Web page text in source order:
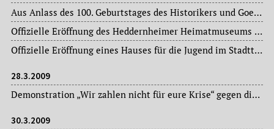
Aus Anlass des 100. Geburtstages des Historikers und Goethepreisträgers Golo Mann lassen die Frankfurter Stadtverordnetenversammlung und der Magistrat am Grab in Kilchberg am Zürichsee einen Kranz niederlegen.
Offizielle Eröffnung des Heddernheimer Heimatmuseums im Heddernheimer Schloss.
Offizielle Eröffnung eines Hauses für die Jugend im Stadtteil Griesheim, Autogenstraße 18.
28.3.2009
Demonstration „Wir zahlen nicht für eure Krise“ gegen die aktuelle Finanz- und Wirtschaftspolitik der Bundesregierung in der Innenstadt.
30.3.2009